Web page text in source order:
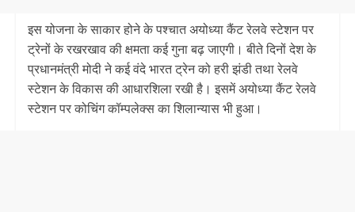
इस योजना के साकार होने के पश्चात अयोध्या कैंट रेलवे स्टेशन पर
ट्रेनों के रखरखाव की क्षमता कई गुना बढ़ जाएगी। बीते दिनों देश के
प्रधानमंत्री मोदी ने कई वंदे भारत ट्रेन को हरी झंडी तथा रेलवे
स्टेशन के विकास की आधारशिला रखी है। इसमें अयोध्या कैंट रेलवे
स्टेशन पर कोचिंग कॉम्पलेक्स का शिलान्यास भी हुआ।